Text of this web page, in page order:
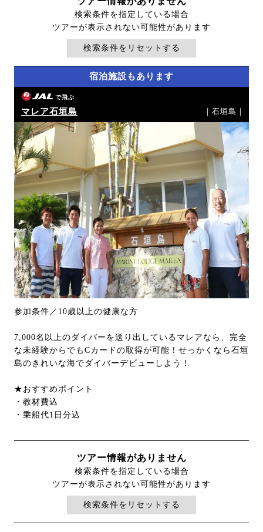
検索条件を指定している場合
ツアーが表示されない可能性があります
検索条件をリセットする
宿泊施設もあります
で飛ぶ
マレア石垣島 ｜石垣島｜
参加条件／10歳以上の健康な方
7,000名以上のダイバーを送り出しているマレアなら、完全
な未経験からでもCカードの取得が可能！せっかくなら石垣
島のきれいな海でダイバーデビューしよう！
★おすすめポイント
・教材費込
・乗船代1日分込
ツアー情報がありません
検索条件を指定している場合
ツアーが表示されない可能性があります
検索条件をリセットする